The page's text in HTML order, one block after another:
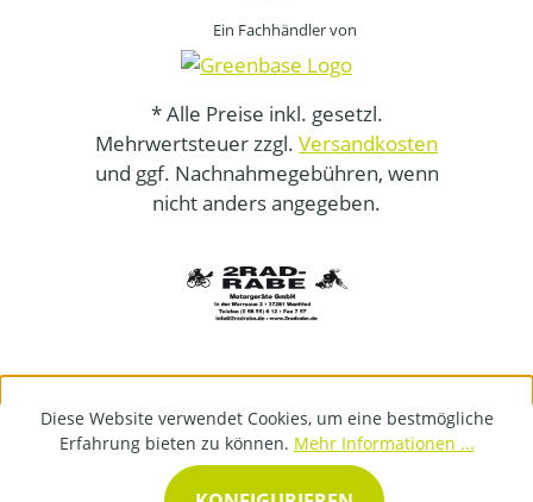
Ein Fachhändler von
* Alle Preise inkl. gesetzl.
Mehrwertsteuer zzgl. Versandkosten
und ggf. Nachnahmegebühren, wenn
nicht anders angegeben.
Diese Website verwendet Cookies, um eine bestmögliche
Erfahrung bieten zu können. Mehr Informationen ...